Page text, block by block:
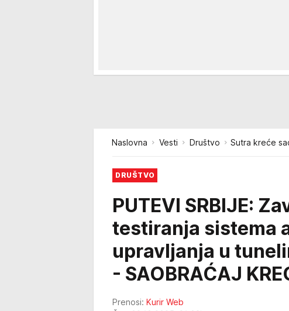
Naslovna Vesti Društvo Sutra kreće
DRUŠTVO
PUTEVI SRBIJE:
testiranja sistema
upravljanja u
- SAOBRAĆAJ
Prenosi: Kurir Web